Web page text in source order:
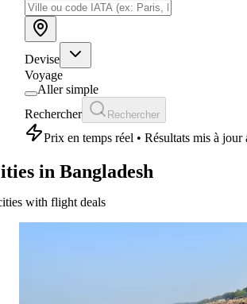
Devise
Voyage
Aller simple
Rechercher
Rechercher
Prix en temps réel • Résultats mis à jour
in Bangladesh
with flight deals